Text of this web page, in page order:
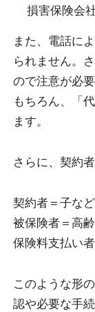
損害保険会
また、電話に
られません。
ので注意が必要
もちろん、「
ます。
さらに、契約
契約者＝子な
被保険者＝高
保険料支払い
このような形
認や必要な手